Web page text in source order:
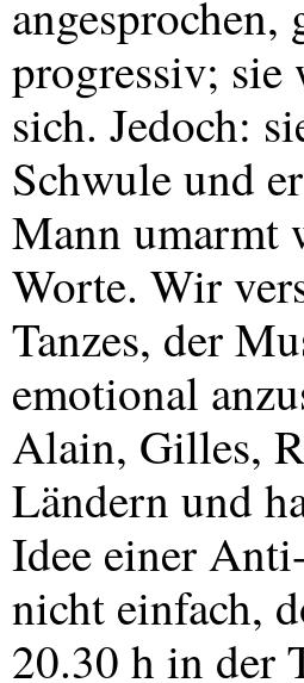
progressiv; sie
sich. Jedoch:
Schwule und
Mann umarmt
Worte. Wir
Tanzes, der
emotional
Alain, Gilles,
Ländern und
Idee einer
nicht einfach,
20.30 h in der